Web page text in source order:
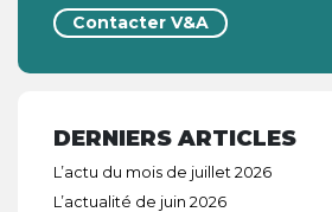
Contacter V&A
DERNIERS ARTICLES
L’actu du mois de juillet 2026
L’actualité de juin 2026